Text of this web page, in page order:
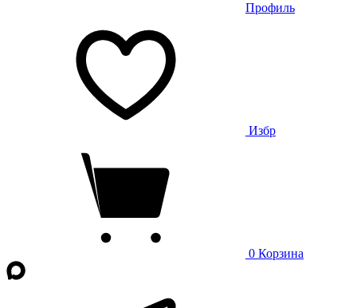
Профиль
Избр
0 Корзина